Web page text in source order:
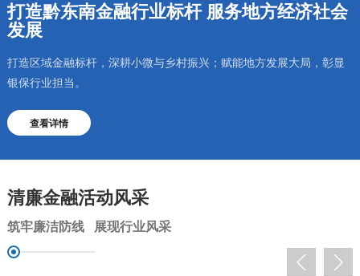
打造黔东南金融行业标杆 服务地方经济社会
发展
打造区域金融标杆，深耕小微与乡村振兴；赋能地方发展大局，彰显
银保行业担当。
查看详情
清廉金融活动风采
筑牢廉洁防线 展现行业风采